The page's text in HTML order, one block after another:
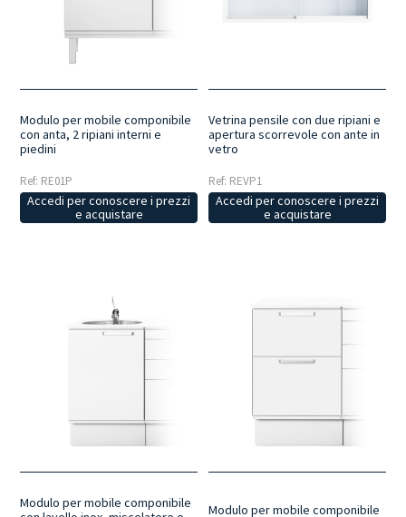
Modulo per mobile componibile
con anta, 2 ripiani interni e
piedini
Ref: RE01P
Accedi per conoscere i prezzi
e acquistare
Vetrina pensile con due ripiani e
apertura scorrevole con ante in
vetro
Ref: REVP1
Accedi per conoscere i prezzi
e acquistare
Modulo per mobile componibile
Modulo per mobile componibile